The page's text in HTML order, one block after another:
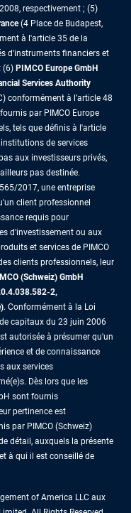
respectivement ; (5)
(4 Place de Budapest,
à l'article 35 de la
d'instruments financiers et
(6) PIMCO Europe GmbH
Services Authority
conformément à l’article 48
par PIMCO Europe
tels que définis à l'article
de services
aux investisseurs privés,
pas destinée.
2017, une entreprise
client professionnel
requis pour
d'investissement ou aux
et services de PIMCO
clients professionnels, leur
(Schweiz) GmbH
2,
. Conformément à la Loi
capitaux du 23 juin 2006
autorisée à présumer qu'un
et de connaissance
aux services
Dès lors que les
sont fournis
pertinence est
par PIMCO (Schweiz)
détail, auxquels la présente
à qui il est conseillé de
of America LLC aux